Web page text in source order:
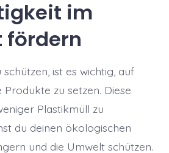
im
fördern
ist es wichtig, auf
zu setzen. Diese
Plastikmüll zu
du deinen ökologischen
und die Umwelt schützen.